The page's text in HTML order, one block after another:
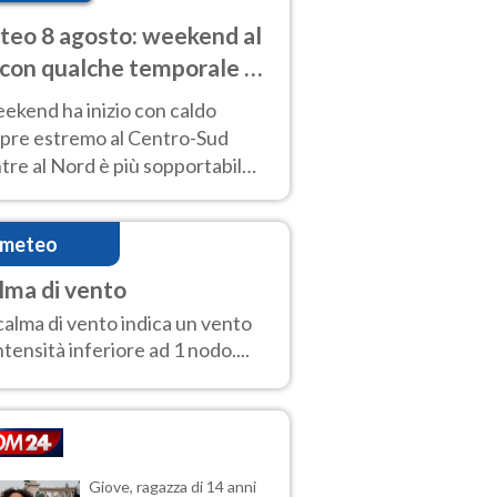
8 agosto: weekend al
qualche temporale e
estremo al Centro-Sud
ha inizio con caldo
estremo al Centro-Sud
al Nord è più sopportabile
domenica 9. Temporali di
sui rilievi.
di vento
di vento indica un vento
inferiore ad 1 nodo....
Giove, ragazza di 14 anni